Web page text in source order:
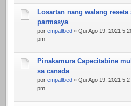
Losartan nang walang reseta
parmasya
por empallbed » Qui Ago 19, 2021
pm
Pinakamura Capecitabine
sa canada
por empallbed » Qui Ago 19, 2021
pm